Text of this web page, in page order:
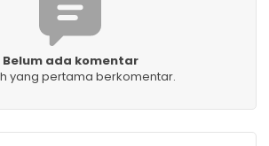
Belum ada komentar
yang pertama berkomentar.